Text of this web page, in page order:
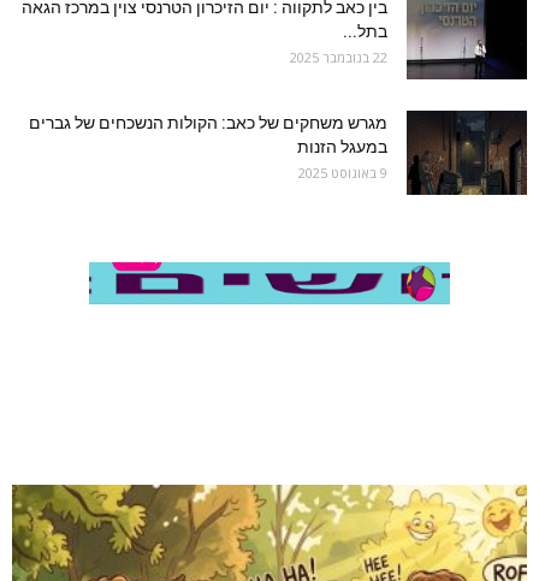
בין כאב לתקווה : יום הזיכרון הטרנסי צוין במרכז הגאה
בתל...
22 בנובמבר 2025
מגרש משחקים של כאב: הקולות הנשכחים של גברים
במעגל הזנות
9 באוגוסט 2025